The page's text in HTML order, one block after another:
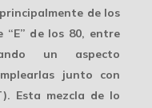
de los
“E” de los 80, entre
un aspecto
junto con
Esta mezcla de lo